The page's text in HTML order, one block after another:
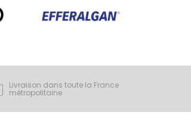
Livraison dans toute la France
métropolitaine